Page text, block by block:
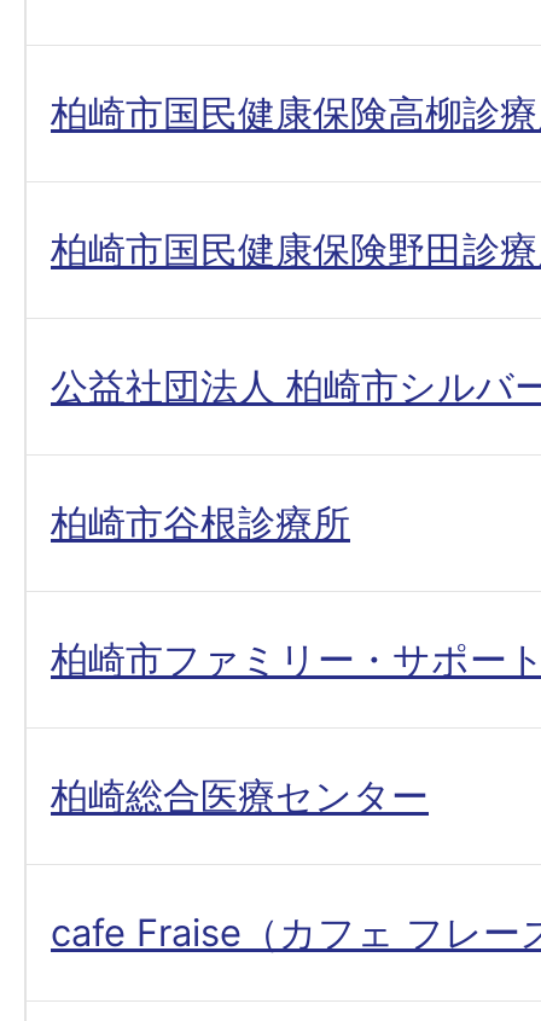
柏崎市国民健康保険高柳診
柏崎市国民健康保険野田診
公益社団法人 柏崎市シルバ
柏崎市谷根診療所
柏崎市ファミリー・サポー
柏崎総合医療センター
cafe Fraise（カフェ フレー